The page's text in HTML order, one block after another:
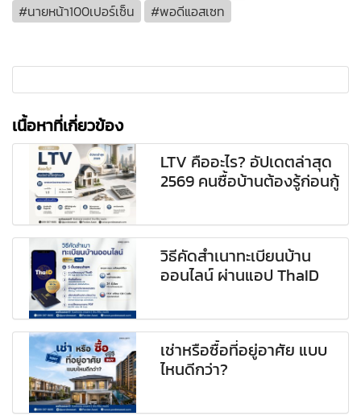
#นายหน้า100เปอร์เซ็น
#พอดีแอสเซท
เนื้อหาที่เกี่ยวข้อง
LTV คืออะไร? อัปเดตล่าสุด
2569 คนซื้อบ้านต้องรู้ก่อนกู้
วิธีคัดสำเนาทะเบียนบ้าน
ออนไลน์ ผ่านแอป ThaID
เช่าหรือซื้อที่อยู่อาศัย แบบ
ไหนดีกว่า?